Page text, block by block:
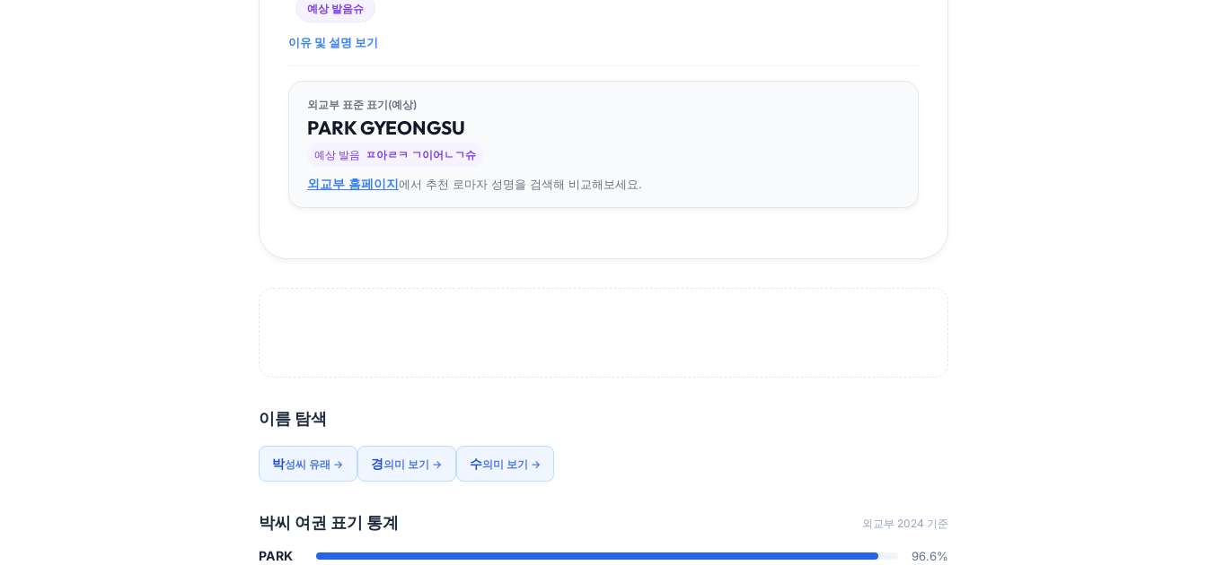
예상 발음슈
이유 및 설명 보기
외교부 표준 표기(예상)
PARKGYEONGSU
예상 발음 ㅍ아ㄹㅋ ㄱ이어ㄴㄱ슈
외교부 홈페이지에서 추천 로마자 성명을 검색해 비교해보세요.
이름 탐색
박성씨 유래 → 경의미 보기 → 수의미 보기 →
박씨 여권 표기 통계 외교부 2024 기준
PARK 96.6%